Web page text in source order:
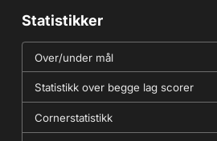
Statistikker
Over/under mål
Statistikk over begge lag scorer
Cornerstatistikk